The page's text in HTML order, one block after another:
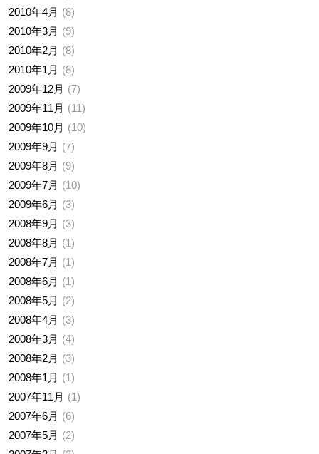
2010年4月
8
2010年3月
9
2010年2月
8
2010年1月
8
2009年12月
7
2009年11月
11
2009年10月
10
2009年9月
7
2009年8月
9
2009年7月
10
2009年6月
3
2008年9月
3
2008年8月
1
2008年7月
1
2008年6月
1
2008年5月
2
2008年4月
3
2008年3月
4
2008年2月
3
2008年1月
1
2007年11月
1
2007年6月
6
2007年5月
2